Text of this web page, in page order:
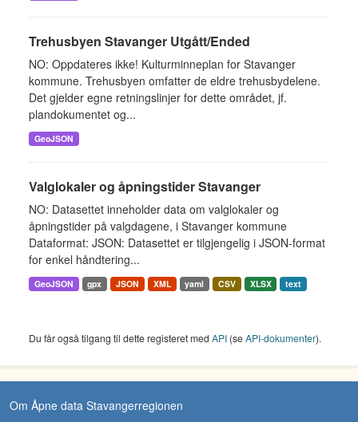
Trehusbyen Stavanger Utgått/Ended
NO: Oppdateres ikke! Kulturminneplan for Stavanger
kommune. Trehusbyen omfatter de eldre trehusbydelene.
Det gjelder egne retningslinjer for dette området, jf.
plandokumentet og...
GeoJSON
Valglokaler og åpningstider Stavanger
NO: Datasettet inneholder data om valglokaler og
åpningstider på valgdagene, i Stavanger kommune
Dataformat: JSON: Datasettet er tilgjengelig i JSON-format
for enkel håndtering...
GeoJSON gpx JSON XML yaml CSV XLSX text
Du får også tilgang til dette registeret med API (seAPI-dokumenter).
Om Åpne data Stavangerregionen